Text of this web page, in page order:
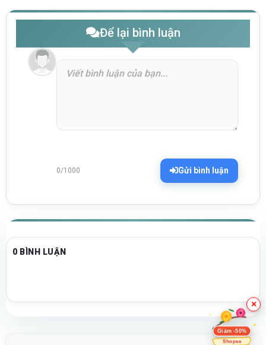
Để lại bình luận
0/1000 Gửi bình luận
0 BÌNH LUẬN
×
Giảm -50%
Shopee